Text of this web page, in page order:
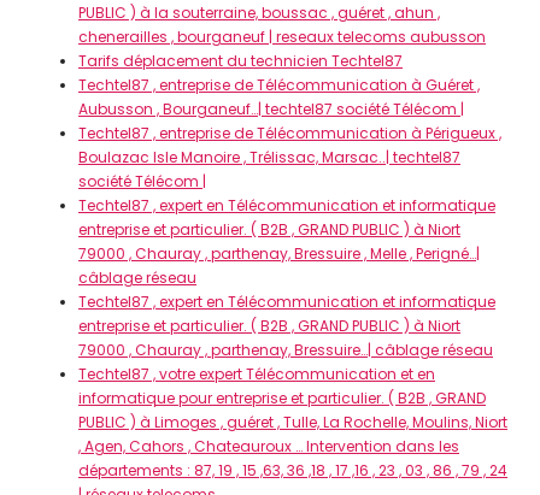
PUBLIC ) à la souterraine, boussac , guéret , ahun ,
chenerailles , bourganeuf | reseaux telecoms aubusson
Tarifs déplacement du technicien Techtel87
Techtel87 , entreprise de Télécommunication à Guéret ,
Aubusson , Bourganeuf…| techtel87 société Télécom |
Techtel87 , entreprise de Télécommunication à Périgueux ,
Boulazac Isle Manoire , Trélissac, Marsac..| techtel87
société Télécom |
Techtel87 , expert en Télécommunication et informatique
entreprise et particulier. ( B2B , GRAND PUBLIC ) à Niort
79000 , Chauray , parthenay, Bressuire , Melle , Perigné…|
câblage réseau
Techtel87 , expert en Télécommunication et informatique
entreprise et particulier. ( B2B , GRAND PUBLIC ) à Niort
79000 , Chauray , parthenay, Bressuire…| câblage réseau
Techtel87 , votre expert Télécommunication et en
informatique pour entreprise et particulier. ( B2B , GRAND
PUBLIC ) à Limoges , guéret , Tulle, La Rochelle, Moulins, Niort
, Agen, Cahors , Chateauroux … Intervention dans les
départements : 87, 19 , 15 ,63, 36 ,18 , 17 ,16 , 23 , 03 , 86 , 79 , 24